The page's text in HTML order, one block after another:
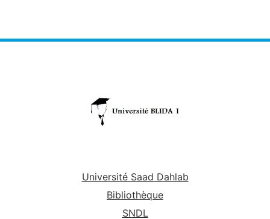
Université Saad Dahlab
Bibliothèque
SNDL